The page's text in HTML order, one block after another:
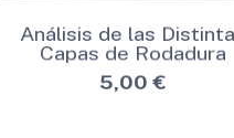
Análisis de las Distintas